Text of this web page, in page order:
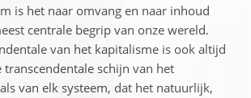
is het naar omvang en naar inhoud
centrale begrip van onze wereld.
van het kapitalisme is ook altijd
transcendentale schijn van het
van elk systeem, dat het natuurlijk,